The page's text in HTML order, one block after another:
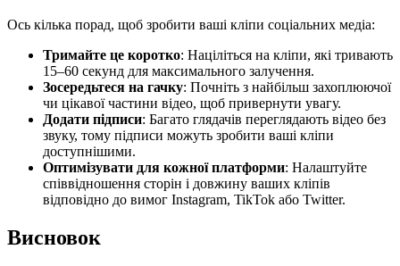
Ось кілька порад, щоб зробити ваші кліпи соціальних медіа:
Тримайте це коротко: Націліться на кліпи, які тривають
15–60 секунд для максимального залучення.
Зосередьтеся на гачку: Почніть з найбільш захоплюючої
чи цікавої частини відео, щоб привернути увагу.
Додати підписи: Багато глядачів переглядають відео без
звуку, тому підписи можуть зробити ваші кліпи
доступнішими.
Оптимізувати для кожної платформи: Налаштуйте
співвідношення сторін і довжину ваших кліпів
відповідно до вимог Instagram, TikTok або Twitter.
Висновок